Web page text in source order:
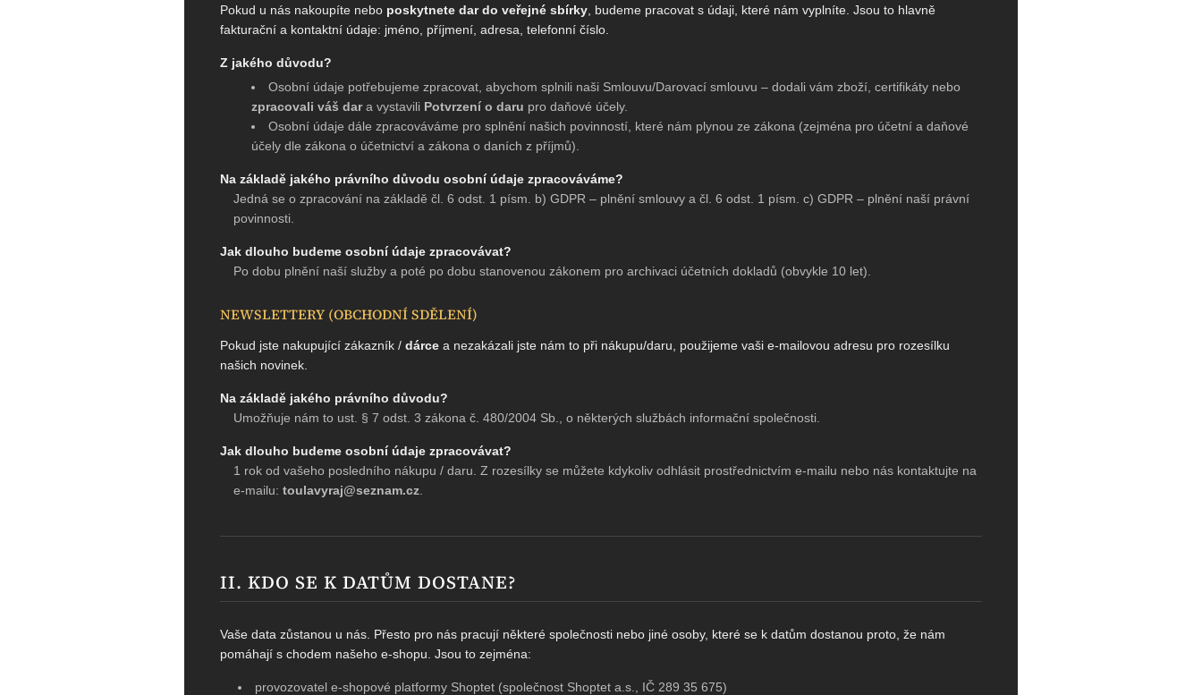
Pokud u nás nakoupíte nebo poskytnete dar do veřejné sbírky , budeme pracovat s údaji, které nám vyplníte. Jsou to hlavně
fakturační a kontaktní údaje: jméno, příjmení, adresa, telefonní číslo.
Z jakého důvodu?
Osobní údaje potřebujeme zpracovat, abychom splnili naši Smlouvu/Darovací smlouvu – dodali vám zboží, certifikáty nebo
zpracovali váš dara vystavili Potvrzení o daru pro daňové účely.
Osobní údaje dále zpracováváme pro splnění našich povinností, které nám plynou ze zákona (zejména pro účetní a daňové
účely dle zákona o účetnictví a zákona o daních z příjmů).
Na základě jakého právního důvodu osobní údaje zpracováváme?
Jedná se o zpracování na základě čl. 6 odst. 1 písm. b) GDPR – plnění smlouvy a čl. 6 odst. 1 písm. c) GDPR – plnění naší právní
povinnosti.
Jak dlouho budeme osobní údaje zpracovávat?
Po dobu plnění naší služby a poté po dobu stanovenou zákonem pro archivaci účetních dokladů (obvykle 10 let).
NEWSLETTERY (OBCHODNÍ SDĚLENÍ)
Pokud jste nakupující zákazník / dárce a nezakázali jste nám to při nákupu/daru, použijeme vaši e-mailovou adresu pro rozesílku
našich novinek.
Na základě jakého právního důvodu?
Umožňuje nám to ust. § 7 odst. 3 zákona č. 480/2004 Sb., o některých službách informační společnosti.
Jak dlouho budeme osobní údaje zpracovávat?
1 rok od vašeho posledního nákupu / daru. Z rozesílky se můžete kdykoliv odhlásit prostřednictvím e-mailu nebo nás kontaktujte na
e-mailu: toulavyraj@seznam.cz
II. KDO SE K DATŮM DOSTANE?
Vaše data zůstanou u nás. Přesto pro nás pracují některé společnosti nebo jiné osoby, které se k datům dostanou proto, že nám
pomáhají s chodem našeho e-shopu. Jsou to zejména:
provozovatel e-shopové platformy Shoptet (společnost Shoptet a.s., IČ 289 35 675)